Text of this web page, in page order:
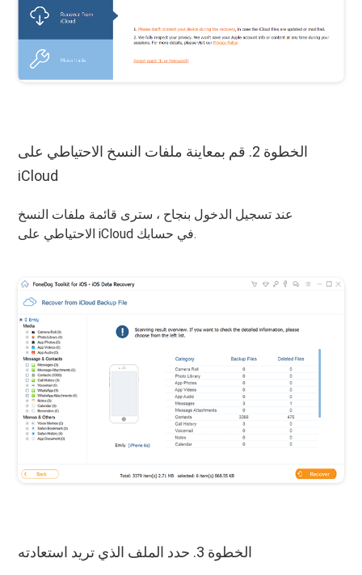
الخطوة 2. قم بمعاينة ملفات النسخ الاحتياطي على
iCloud
عند تسجيل الدخول بنجاح ، سترى قائمة ملفات النسخ
الاحتياطي على iCloud في حسابك.
الخطوة 3. حدد الملف الذي تريد استعادته